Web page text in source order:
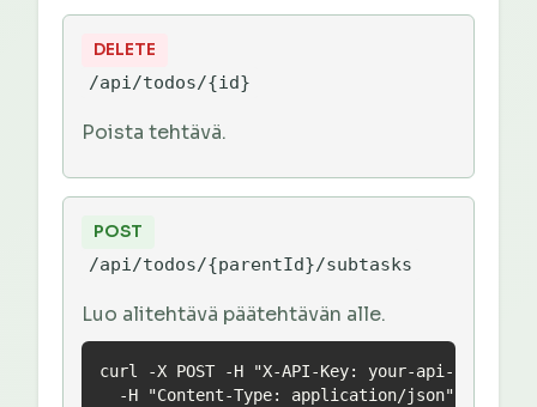
DELETE
/api/todos/{id}
Poista tehtävä.
POST
/api/todos/{parentId}/subtasks
Luo alitehtävä päätehtävän alle.
curl -X POST -H "X-API-Key: your-api-key" \
  -H "Content-Type: application/json" \